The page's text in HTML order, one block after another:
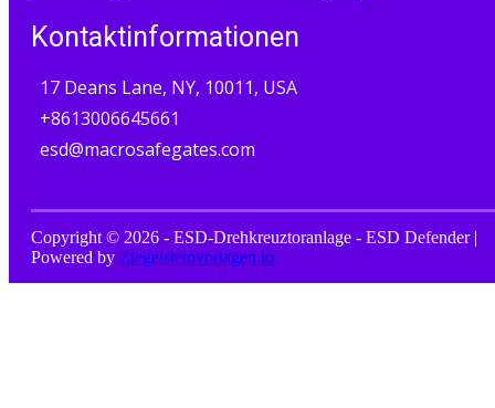
Kontaktinformationen
17 Deans Lane, NY, 10011, USA
+8613006645661
esd@macrosafegates.com
Copyright © 2026 - ESD-Drehkreuztoranlage - ESD Defender |
Powered by Ziegelsteinvorlagen.io